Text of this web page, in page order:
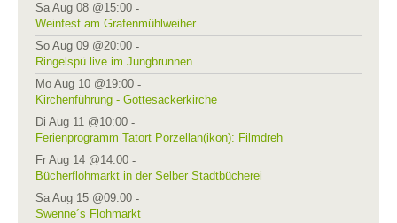
Sa Aug 08 @15:00 -
Weinfest am Grafenmühlweiher
So Aug 09 @20:00 -
Ringelspü live im Jungbrunnen
Mo Aug 10 @19:00 -
Kirchenführung - Gottesackerkirche
Di Aug 11 @10:00 -
Ferienprogramm Tatort Porzellan(ikon): Filmdreh
Fr Aug 14 @14:00 -
Bücherflohmarkt in der Selber Stadtbücherei
Sa Aug 15 @09:00 -
Swenne´s Flohmarkt